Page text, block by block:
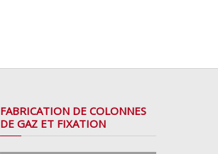
FABRICATION DE COLONNES
DE GAZ ET FIXATION